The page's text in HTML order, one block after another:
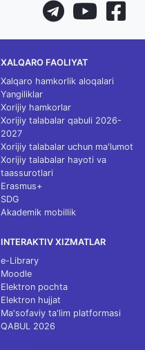
XALQARO FAOLIYAT
Xalqaro hamkorlik aloqalari
Yangiliklar
Xorijiy hamkorlar
Xorijiy talabalar qabuli 2026-
2027
Xorijiy talabalar uchun ma'lumot
Xorijiy talabalar hayoti va
taassurotlari
Erasmus+
SDG
Akademik mobillik
INTERAKTIV XIZMATLAR
e-Library
Moodle
Elektron pochta
Elektron hujjat
Ma'sofaviy ta'lim platformasi
QABUL 2026